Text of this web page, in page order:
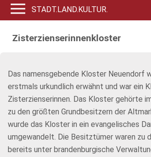
STADT.LAND.KULTUR.
Zisterzienserinnenkloster
Das namensgebende Kloster Neuendorf
erstmals urkundlich erwähnt und war ein
Zisterzienserinnen. Das Kloster gehörte
zu den größten Grundbesitzern der
wurde das Kloster in ein evangelisches
umgewandelt. Die Besitztümer waren zu
bereits unter brandenburgische